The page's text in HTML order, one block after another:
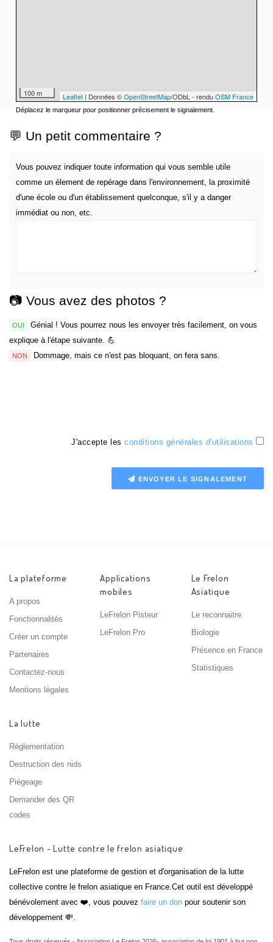
100 m Leaflet | Données ©OpenStreetMap/ODbL - renduOSM France
Déplacez le marqueur pour positionner précisement le signalement.
💬 Un petit commentaire ?
Vous pouvez indiquer toute information qui vous semble utile
comme un élement de repérage dans l'environnement, la proximité
d'une école ou d'un établissement quelconque, s'il y a danger
immédiat ou non, etc.
📷 Vous avez des photos ?
OUI
Génial ! Vous pourrez nous les envoyer très facilement, on vous
explique à l'étape suivante. 💪
NON Dommage, mais ce n'est pas bloquant, on fera sans.
J'accepte les conditions générales d'utilisations
ENVOYER LE SIGNALEMENT
La plateforme
A propos
Fonctionnalités
Créer un compte
Partenaires
Contactez-nous
Mentions légales
Applications
mobiles
LeFrelon Pisteur
LeFrelon Pro
Le Frelon
Asiatique
Le reconnaitre
Biologie
Présence en France
Statistiques
La lutte
Réglementation
Destruction des nids
Piégeage
Demander des QR
codes
LeFrelon - Lutte contre le frelon asiatique
LeFrelon est une plateforme de gestion et d'organisation de la lutte
collective contre le frelon asiatique en France.Cet outil est développé
bénévolement avec ❤️, vous pouvez faire un don pour soutenir son
développement 💸.